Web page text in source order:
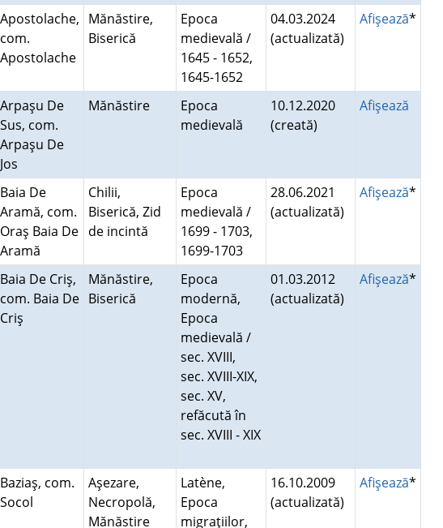
Apostolache,
com.
Apostolache
Mănăstire,
Biserică
Epoca
medievală /
1645 - 1652,
1645-1652
04.03.2024
(actualizată)
Afişează*
Arpaşu De
Sus, com.
Arpaşu De
Jos
Mănăstire
Epoca
medievală
10.12.2020
(creată)
Afişează
Baia De
Aramă, com.
Oraş Baia De
Aramă
Chilii,
Biserică, Zid
de incintă
Epoca
medievală /
1699 - 1703,
1699-1703
28.06.2021
(actualizată)
Afişează*
Baia De Criş,
com. Baia De
Criş
Mănăstire,
Biserică
Epoca
modernă,
Epoca
medievală /
sec. XVIII,
sec. XVIII-XIX,
sec. XV,
refăcută în
sec. XVIII - XIX
01.03.2012
(actualizată)
Afişează*
Baziaş, com.
Socol
Aşezare,
Necropolă,
Mănăstire
Latène,
Epoca
migraţiilor,
16.10.2009
(actualizată)
Afişează*